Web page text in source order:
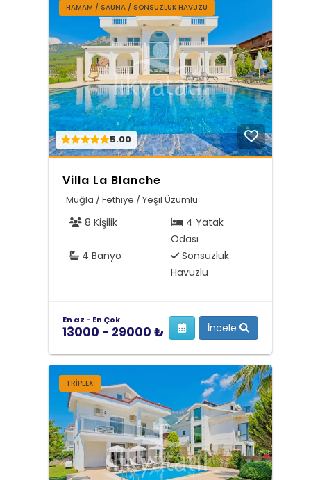
HAMAM / SAUNA / SONSUZLUK HAVUZU
5.00
Villa La Blanche
Muğla / Fethiye / Yeşil Üzümlü
8 Kişilik
4 Yatak
Odası
4 Banyo
Sonsuzluk
Havuzlu
En az - En Çok
13000 - 29000 ₺ İncele
TRIPLEX